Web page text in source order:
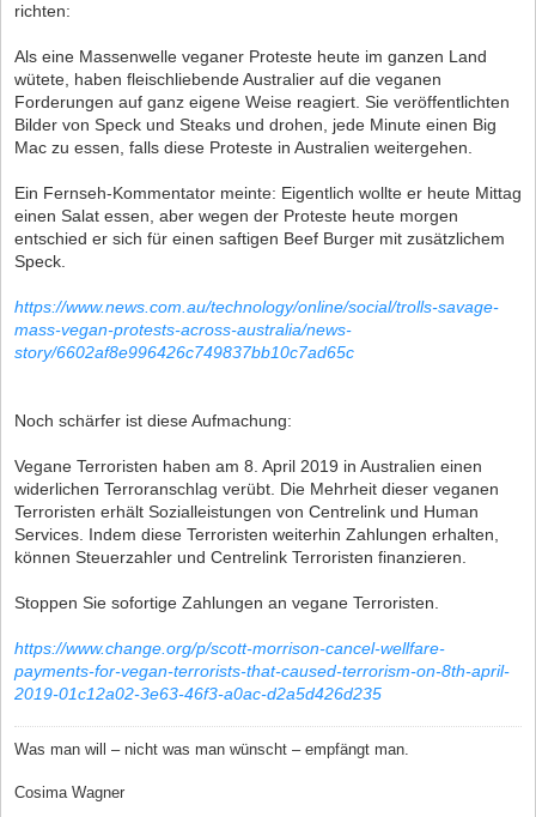
richten:
Als eine Massenwelle veganer Proteste heute im ganzen Land
wütete, haben fleischliebende Australier auf die veganen
Forderungen auf ganz eigene Weise reagiert. Sie veröffentlichten
Bilder von Speck und Steaks und drohen, jede Minute einen Big
Mac zu essen, falls diese Proteste in Australien weitergehen.
Ein Fernseh-Kommentator meinte: Eigentlich wollte er heute Mittag
einen Salat essen, aber wegen der Proteste heute morgen
entschied er sich für einen saftigen Beef Burger mit zusätzlichem
Speck.
https://www.news.com.au/technology/online/social/trolls-savage-
mass-vegan-protests-across-australia/news-
story/6602af8e996426c749837bb10c7ad65c
Noch schärfer ist diese Aufmachung:
Vegane Terroristen haben am 8. April 2019 in Australien einen
widerlichen Terroranschlag verübt. Die Mehrheit dieser veganen
Terroristen erhält Sozialleistungen von Centrelink und Human
Services. Indem diese Terroristen weiterhin Zahlungen erhalten,
können Steuerzahler und Centrelink Terroristen finanzieren.
Stoppen Sie sofortige Zahlungen an vegane Terroristen.
https://www.change.org/p/scott-morrison-cancel-wellfare-
payments-for-vegan-terrorists-that-caused-terrorism-on-8th-april-
2019-01c12a02-3e63-46f3-a0ac-d2a5d426d235
Was man will – nicht was man wünscht – empfängt man.
Cosima Wagner